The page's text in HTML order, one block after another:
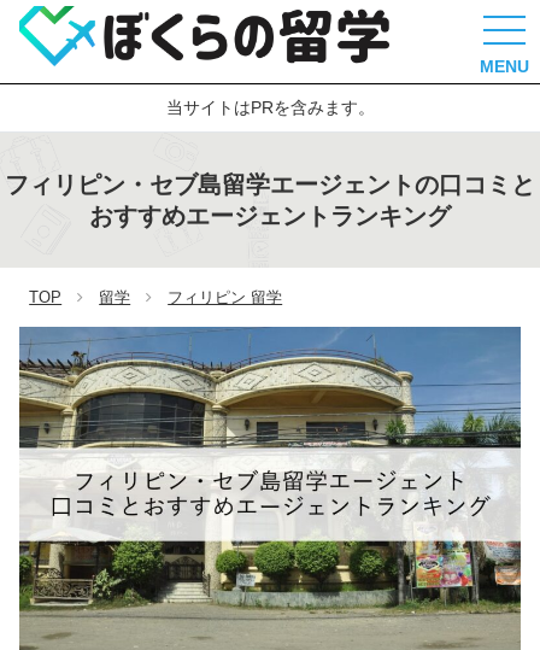
MENU
当サイトはPRを含みます。
フィリピン・セブ島留学エージェントの口コミと
おすすめエージェントランキング
TOP 留学 フィリピン 留学